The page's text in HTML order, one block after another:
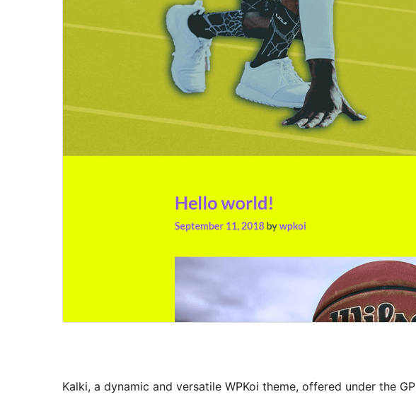
Kalki, a dynamic and versatile WPKoi theme, offered under the